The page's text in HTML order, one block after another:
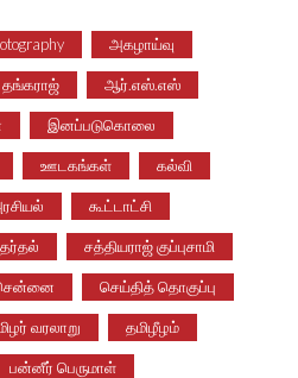
அகழாய்வு
தங்கராஜ் ஆர்.எஸ்.எஸ்
இனப்படுகொலை
ஊடகங்கள் கல்வி
கூட்டாட்சி
சத்தியராஜ் குப்புசாமி
செய்தித் தொகுப்பு
வரலாறு தமிழீழம்
பன்னீர் பெருமாள்